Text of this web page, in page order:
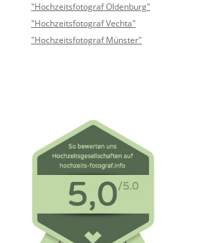
"Hochzeitsfotograf Oldenburg"
"Hochzeitsfotograf Vechta"
"Hochzeitsfotograf Münster"